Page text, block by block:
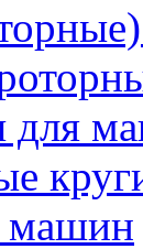
для
машин